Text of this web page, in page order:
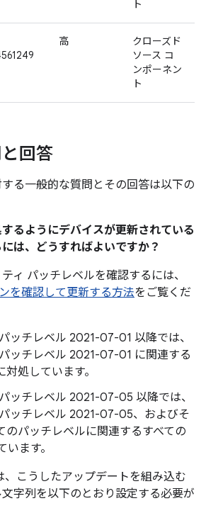
ト
高
クローズド
ソース コ
ンポーネン
ト
回答
る一般的な質問とその回答は以下の
るようにデバイスが更新されている
は、どうすればよいですか？
ィ パッチレベルを確認するには、
を確認して更新する方法をご覧くだ
ッチレベル 2021-07-01 以降では、
ッチレベル 2021-07-01 に関連する
処しています。
ッチレベル 2021-07-05 以降では、
ッチレベル 2021-07-05、およびそ
のパッチレベルに関連するすべての
ます。
、こうしたアップデートを組み込む
字列を以下のとおり設定する必要が